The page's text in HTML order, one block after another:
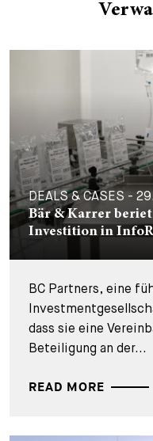
DEALS & CASES -
Bär & Karrer
Investition in
BC Partners, eine
dass sie eine
Beteiligung an der...
READ MORE